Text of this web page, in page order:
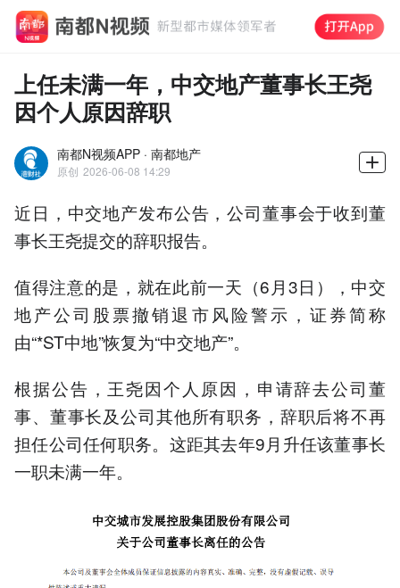
上任未满一年，中交地产董事长王尧
因个人原因辞职
南都N视频APP · 南都地产
原创 2026-06-08 14:29
近日，中交地产发布公告，公司董事会于收到董
事长王尧提交的辞职报告。
值得注意的是，就在此前一天（6月3日），中交
地产公司股票撤销退市风险警示，证券简称
由“*ST中地”恢复为“中交地产”。
根据公告，王尧因个人原因，申请辞去公司董
事、董事长及公司其他所有职务，辞职后将不再
担任公司任何职务。这距其去年9月升任该董事长
一职未满一年。